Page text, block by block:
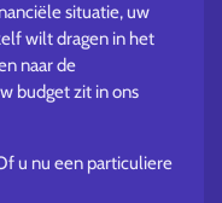
situatie, uw
wilt dragen in het
naar de
budget zit in ons
u nu een particuliere